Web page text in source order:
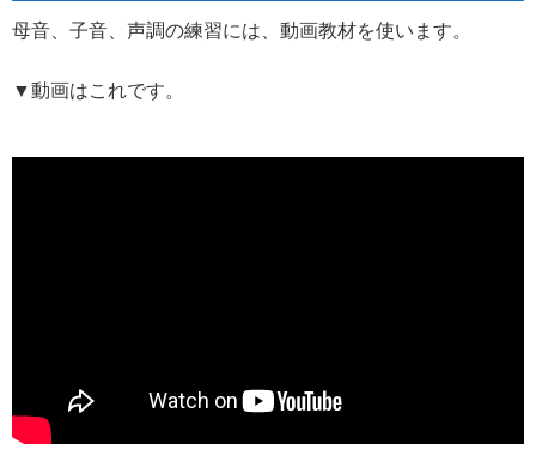
母音、子音、声調の練習には、動画教材を使います。
▼動画はこれです。